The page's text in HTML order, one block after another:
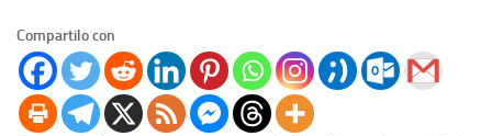
Compartilo con